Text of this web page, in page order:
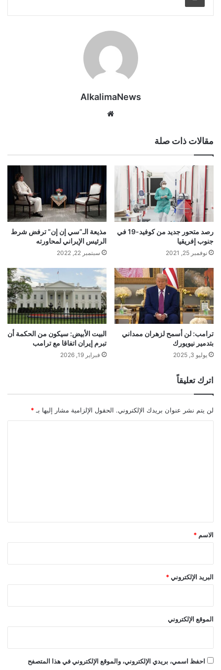
AlkalimaNews
مقالات ذات صلة
رصد متحور جديد من كوفيد-19 في
جنوب إفريقيا
نوفمبر 25, 2021
مذيعة الـ”سي إن إن” ترفض شرط
الرئيس الإيراني لمحاورته
سبتمبر 22, 2022
ترامب: لن أسمح لزهران ممداني
بتدمير نيويورك
يوليو 3, 2025
البيت الأبيض: سيكون من الحكمة أن
تبرم إيران اتفاقا مع ترامب
فبراير 19, 2026
اترك تعليقاً
لن يتم نشر عنوان بريدك الإلكتروني. الحقول الإلزامية مشار إليها بـ *
*
الاسم *
البريد الإلكتروني *
الموقع الإلكتروني
احفظ اسمي، بريدي الإلكتروني، والموقع الإلكتروني في هذا المتصفح